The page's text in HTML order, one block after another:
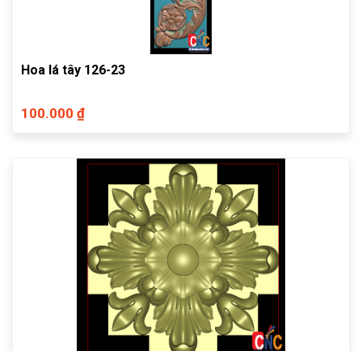
Hoa lá tây 126-23
100.000 ₫